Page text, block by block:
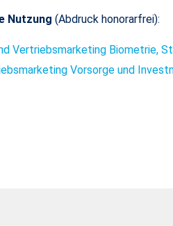
Nutzung (Abdruck honorarfrei):​​​​​​​
Vertriebsmarketing Biometrie,
Vorsorge und